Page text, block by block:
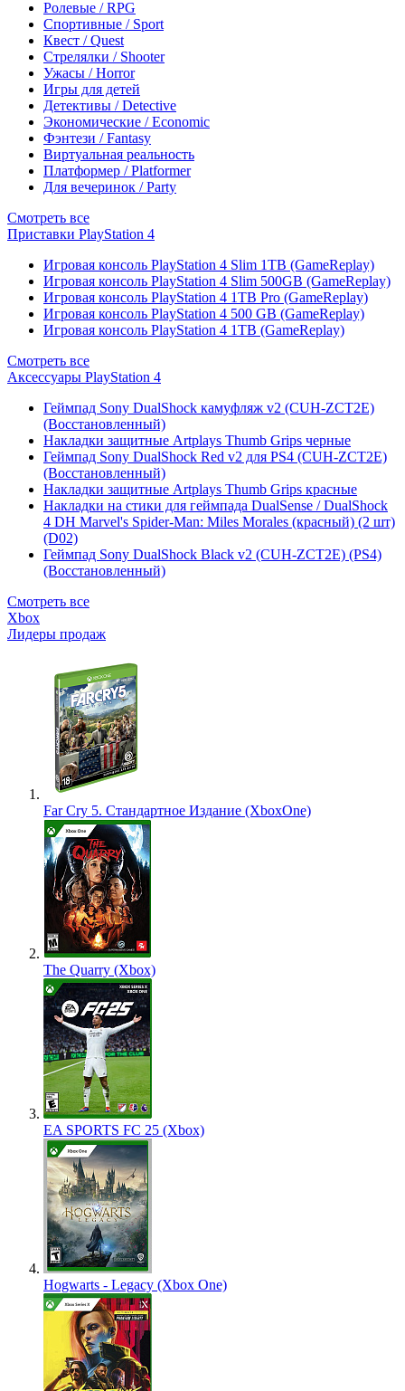
Ролевые / RPG
Спортивные / Sport
Квест / Quest
Стрелялки / Shooter
Ужасы / Horror
Игры для детей
Детективы / Detective
Экономические / Economic
Фэнтези / Fantasy
Виртуальная реальность
Платформер / Platformer
Для вечеринок / Party
Смотреть все
Приставки PlayStation 4
Игровая консоль PlayStation 4 Slim 1TB (GameReplay)
Игровая консоль PlayStation 4 Slim 500GB (GameReplay)
Игровая консоль PlayStation 4 1TB Pro (GameReplay)
Игровая консоль PlayStation 4 500 GB (GameReplay)
Игровая консоль PlayStation 4 1TB (GameReplay)
Смотреть все
Аксессуары PlayStation 4
Геймпад Sony DualShock камуфляж v2 (CUH-ZCT2E)
(Восстановленный)
Накладки защитные Artplays Thumb Grips черные
Геймпад Sony DualShock Red v2 для PS4 (CUH-ZCT2E)
(Восстановленный)
Накладки защитные Artplays Thumb Grips красные
Накладки на стики для геймпада DualSense / DualShock
4 DH Marvel's Spider-Man: Miles Morales (красный) (2 шт)
(D02)
Геймпад Sony DualShock Black v2 (CUH-ZCT2E) (PS4)
(Восстановленный)
Смотреть все
Xbox
Лидеры продаж
Far Cry 5. Стандартное Издание (XboxOne)
The Quarry (Xbox)
EA SPORTS FC 25 (Xbox)
Hogwarts - Legacy (Xbox One)